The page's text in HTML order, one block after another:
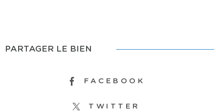
PARTAGER LE BIEN
FACEBOOK
TWITTER